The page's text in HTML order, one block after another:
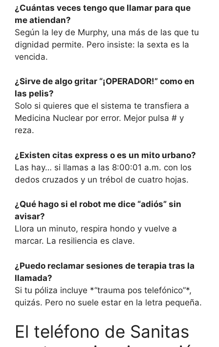
¿Cuántas veces tengo que llamar para que
me atiendan?
Según la ley de Murphy, una más de las que tu
dignidad permite. Pero insiste: la sexta es la
vencida.
¿Sirve de algo gritar “¡OPERADOR!” como en
las pelis?
Solo si quieres que el sistema te transfiera a
Medicina Nuclear por error. Mejor pulsa # y
reza.
¿Existen citas express o es un mito urbano?
Las hay… si llamas a las 8:00:01 a.m. con los
dedos cruzados y un trébol de cuatro hojas.
¿Qué hago si el robot me dice “adiós” sin
avisar?
Llora un minuto, respira hondo y vuelve a
marcar. La resiliencia es clave.
¿Puedo reclamar sesiones de terapia tras la
llamada?
Si tu póliza incluye *“trauma pos telefónico”*,
quizás. Pero no suele estar en la letra pequeña.
El teléfono de Sanitas